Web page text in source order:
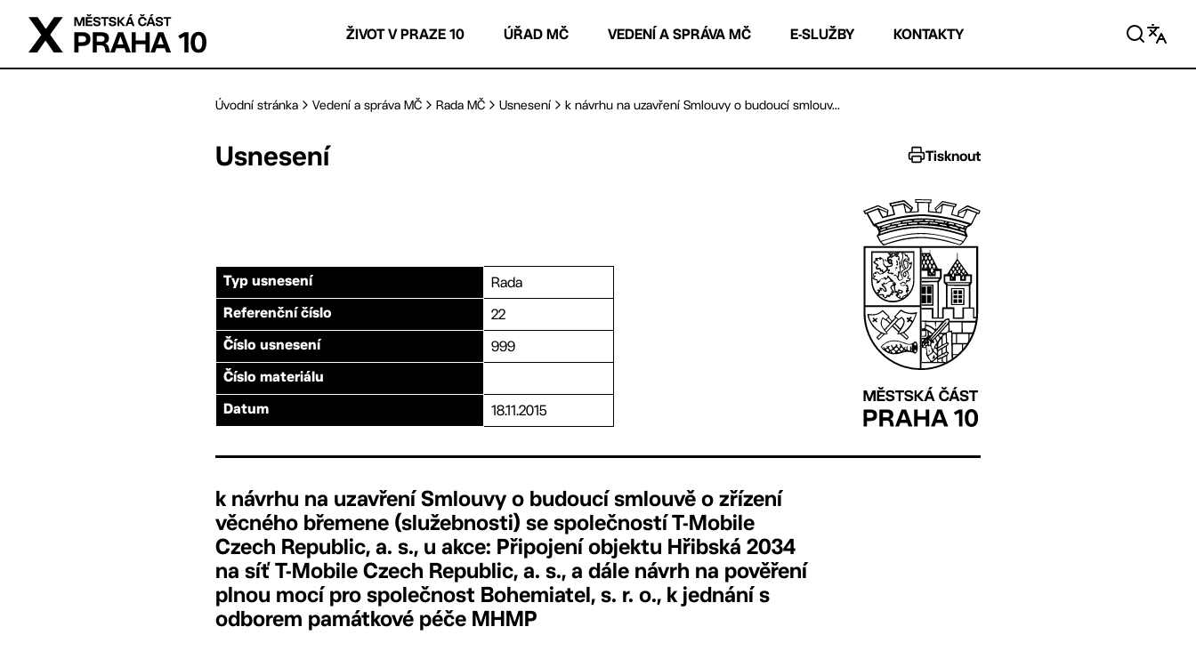
Přejít na hlavní obsah
ŽIVOT V PRAZE 10 ÚŘAD MČ VEDENÍ A SPRÁVA MČ E-SLUŽBY KONTAKTY
Úvodní stránka Vedení a správa MČ Rada MČ Usnesení k návrhu na uzavření Smlouvy o budoucí smlouv...
Usnesení Tisknout
Typ usnesení Rada
Referenční číslo 22
Číslo usnesení 999
Číslo materiálu
Datum 18.11.2015
k návrhu na uzavření Smlouvy o budoucí smlouvě o zřízení
věcného břemene (služebnosti) se společností T-Mobile
Czech Republic, a. s., u akce: Připojení objektu Hřibská 2034
na síť T-Mobile Czech Republic, a. s., a dále návrh na pověření
plnou mocí pro společnost Bohemiatel, s. r. o., k jednání s
odborem památkové péče MHMP